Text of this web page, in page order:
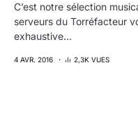
C’est notre sélection
serveurs du Torréfacteur
exhaustive…
4 AVR. 2016 2,3K VUES